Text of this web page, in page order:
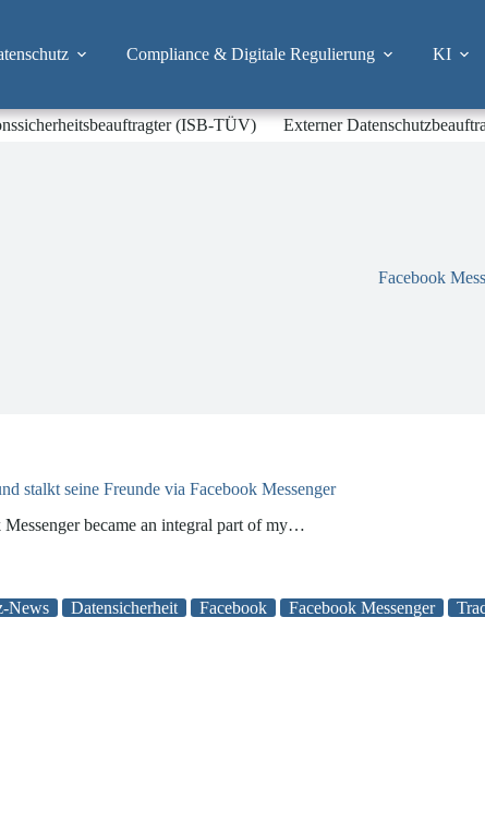
Compliance & Digitale Regulierung KI
(ISB-TÜV) Externer
Facebook
stalkt seine Freunde via Facebook Messenger
became an integral part of my…
News Datensicherheit Facebook Facebook Messenger